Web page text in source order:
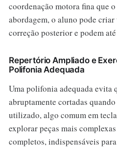
coordenação motora fina que
abordagem, o aluno pode
correção posterior e podem
Repertório Ampliado e
Polifonia Adequada
Uma polifonia adequada evita
abruptamente cortadas
utilizado, algo comum em
explorar peças mais
completos, indispensáveis